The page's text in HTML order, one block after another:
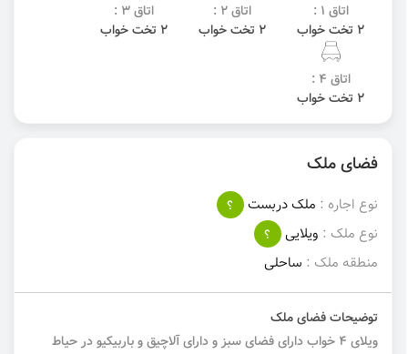
اتاق 1 :
2 تخت خواب
اتاق 2 :
2 تخت خواب
اتاق 3 :
2 تخت خواب
اتاق 4 :
2 تخت خواب
فضای ملک
نوع اجاره : ملک دربست
؟
نوع ملک : ویلایی
؟
منطقه ملک : ساحلی
توضیحات فضای ملک
ویلای ۴ خواب دارای فضای سبز و دارای آلاچیق و باربیکیو در حیاط